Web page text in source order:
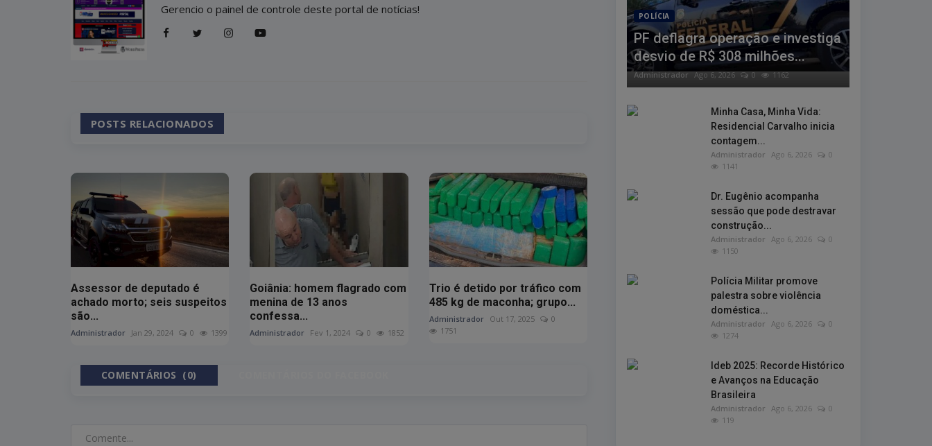
Gerencio o painel de controle deste portal de notícias!
POSTS RELACIONADOS
Assessor de deputado é
achado morto; seis suspeitos
são...
Administrador Jan 29, 2024 0 1399
Goiânia: homem flagrado com
menina de 13 anos
confessa...
Administrador Fev 1, 2024 0 1852
Trio é detido por tráfico com
485 kg de maconha; grupo...
Administrador Out 17, 2025
0
1751
COMENTÁRIOS (0)
POLÍCIA
PF deflagra operação e investiga
desvio de R$ 308 milhões...
Administrador Ago 6, 2026 0 1162
Minha Casa, Minha Vida:
Residencial Carvalho inicia
contagem...
Administrador Ago 6, 2026
0
1141
Dr. Eugênio acompanha
sessão que pode destravar
construção...
Administrador Ago 6, 2026
0
1150
Polícia Militar promove
palestra sobre violência
doméstica...
Administrador Ago 6, 2026
0
1274
Ideb 2025: Recorde Histórico
e Avanços na Educação
Brasileira
Administrador Ago 6, 2026
0
119